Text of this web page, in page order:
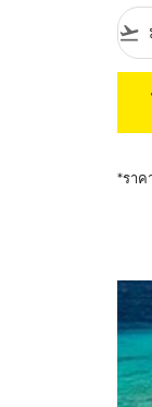
flight_takeoff
*ราค